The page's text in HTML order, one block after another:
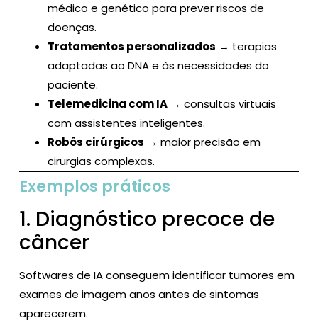
médico e genético para prever riscos de
doenças.
Tratamentos personalizados → terapias
adaptadas ao DNA e às necessidades do
paciente.
Telemedicina com IA → consultas virtuais
com assistentes inteligentes.
Robôs cirúrgicos → maior precisão em
cirurgias complexas.
Exemplos práticos
1. Diagnóstico precoce de
câncer
Softwares de IA conseguem identificar tumores em
exames de imagem anos antes de sintomas
aparecerem.